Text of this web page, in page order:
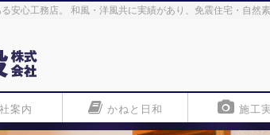
安心工務店。 和風・洋風共に実績があり、免震住宅・自然
案内 かねと日和 施工